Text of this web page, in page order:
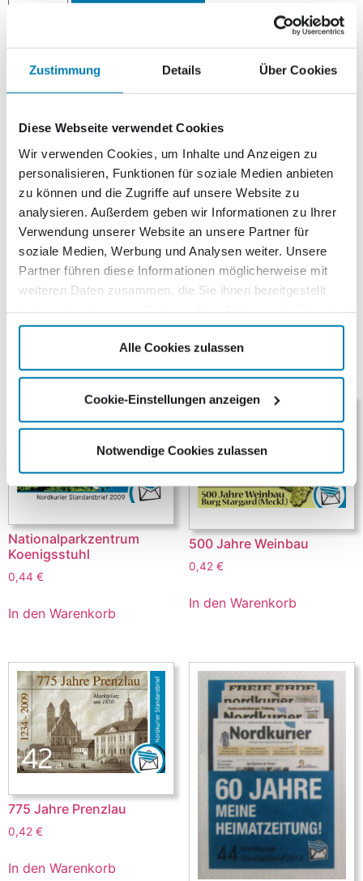
Zustimmung Details Über Cookies
Diese Webseite verwendet Cookies
Wir verwenden Cookies, um Inhalte und Anzeigen zu
personalisieren, Funktionen für soziale Medien anbieten
zu können und die Zugriffe auf unsere Website zu
analysieren. Außerdem geben wir Informationen zu Ihrer
Verwendung unserer Website an unsere Partner für
soziale Medien, Werbung und Analysen weiter. Unsere
Partner führen diese Informationen möglicherweise mit
weiteren Daten zusammen, die Sie ihnen bereitgestellt
gesammelt haben.
Alle Cookies zulassen
Cookie-Einstellungen anzeigen
Notwendige Cookies zulassen
Beschreibung
Beschreibung
diesem Jahr bereits zum 20. Mal in Kirchen,
Herrenhäusern und ehemaligen Industrieanlagen nach
dem Motto ‚ Auf zur musikalischen Landpartie‘
au&szuml;ergewöhnliche Konzerterlebnisse. Als
Medienpartner der Festspiele gab der Nordkurier am 13.
Mai 2010, der Tag des Jubiläums-Konzertes, eine
Sondermarke heraus. Die selbstklebende Wertmarke für
den Standardbrief (0,44 €) zeigt ein musikalisches
Stimmungsbild
Ähnliche Produkte
Nationalparkzentrum
Koenigsstuhl
0,44 €
In den Warenkorb
500 Jahre Weinbau
0,42 €
In den Warenkorb
775 Jahre Prenzlau
0,42 €
In den Warenkorb